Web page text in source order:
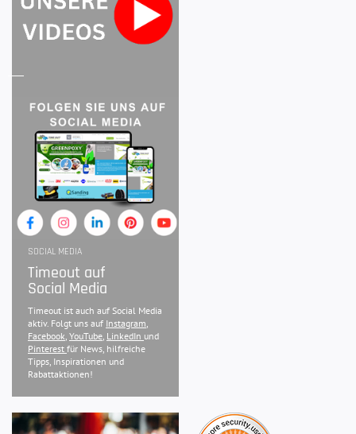
SOCIAL MEDIA
Timeout auf
Social Media
Timeout ist auch auf Social Media
aktiv. Folgt uns auf Instagram
Facebook YouTube LinkedIn und
Pinterest für News, hilfreiche
Tipps, Inspirationen und
Rabattaktionen!